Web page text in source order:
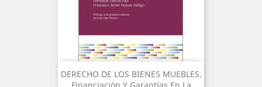
DERECHO DE LOS BIENES MUEBLES.
Financiación Y Garantías En La